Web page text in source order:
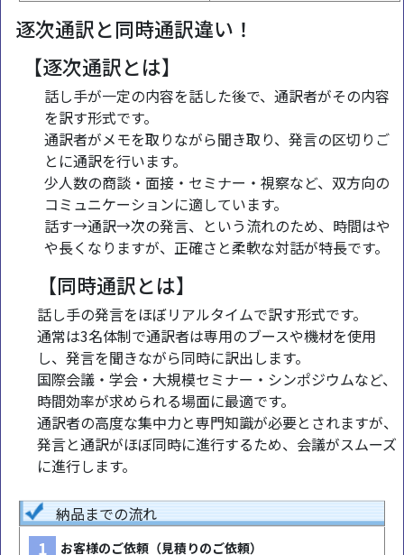
逐次通訳と同時通訳違い！
【逐次通訳とは】
話し手が一定の内容を話した後で、通訳者がその内容
を訳す形式です。
通訳者がメモを取りながら聞き取り、発言の区切りご
とに通訳を行います。
少人数の商談・面接・セミナー・視察など、双方向の
コミュニケーションに適しています。
話す→通訳→次の発言、という流れのため、時間はや
や長くなりますが、正確さと柔軟な対話が特長です。
【同時通訳とは】
話し手の発言をほぼリアルタイムで訳す形式です。
通常は3名体制で通訳者は専用のブースや機材を使用
し、発言を聞きながら同時に訳出します。
国際会議・学会・大規模セミナー・シンポジウムなど、
時間効率が求められる場面に最適です。
通訳者の高度な集中力と専門知識が必要とされますが、
発言と通訳がほぼ同時に進行するため、会議がスムーズ
に進行します。
納品までの流れ
1 お客様のご依頼（見積りのご依頼）